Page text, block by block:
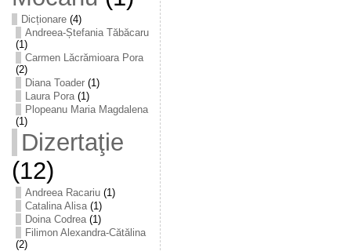
Dicționare(4)
Andreea-Ștefania Tăbăcaru
(1)
Carmen Lăcrămioara Pora
(2)
Diana Toader(1)
Laura Pora(1)
Plopeanu Maria Magdalena
(1)
Dizertaţie
(12)
Andreea Racariu(1)
Catalina Alisa(1)
Doina Codrea(1)
Filimon Alexandra-Cătălina
(2)